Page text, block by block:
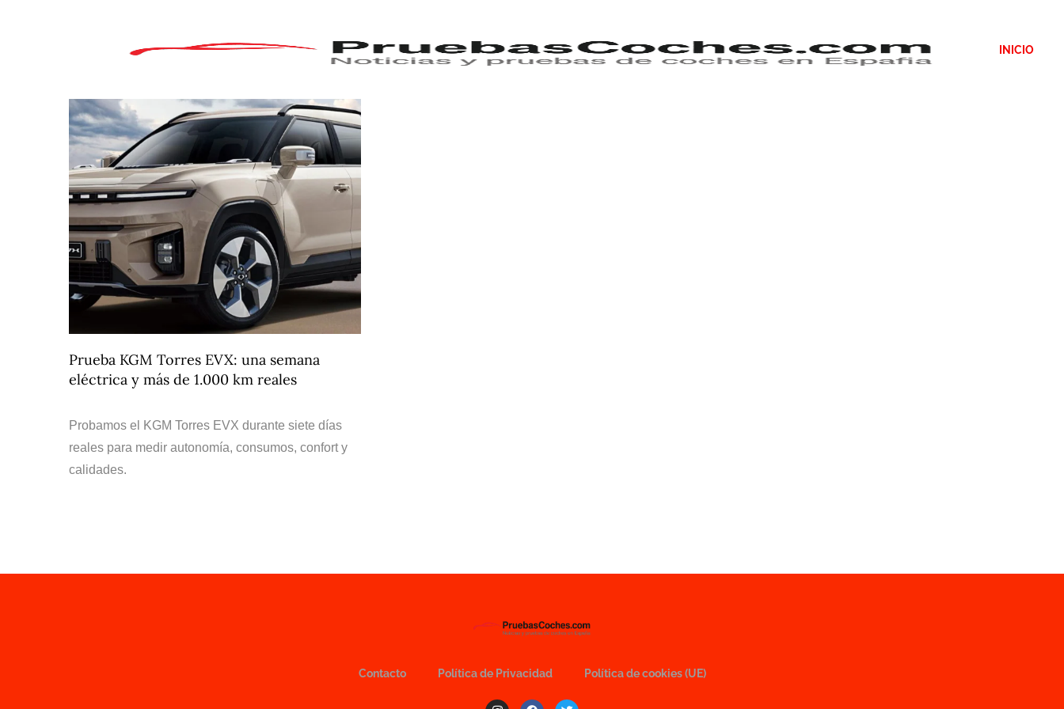
INICIO
Prueba KGM Torres EVX: una semana
eléctrica y más de 1.000 km reales
Probamos el KGM Torres EVX durante siete días
reales para medir autonomía, consumos, confort y
calidades.
Contacto Política de Privacidad Política de cookies (UE)